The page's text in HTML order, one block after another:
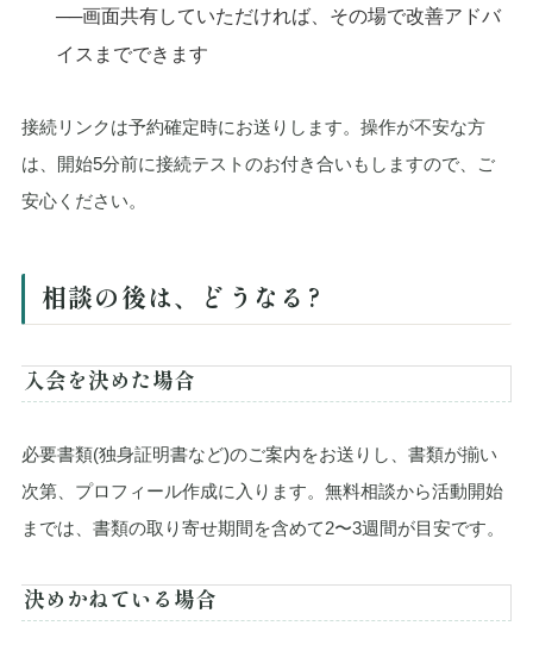
──画面共有していただければ、その場で改善アドバ
イスまでできます
接続リンクは予約確定時にお送りします。操作が不安な方
は、開始5分前に接続テストのお付き合いもしますので、ご
安心ください。
相談の後は、どうなる?
入会を決めた場合
必要書類(独身証明書など)のご案内をお送りし、書類が揃い
次第、プロフィール作成に入ります。無料相談から活動開始
までは、書類の取り寄せ期間を含めて2〜3週間が目安です。
決めかねている場合